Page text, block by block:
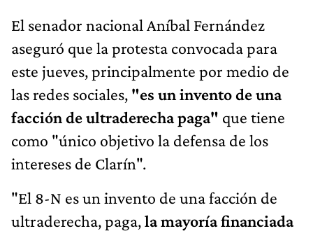
El senador nacional Aníbal Fernández
aseguró que la protesta convocada para
este jueves, principalmente por medio de
las redes sociales, "es un invento de una
facción de ultraderecha paga" que tiene
como "único objetivo la defensa de los
intereses de Clarín".
"El 8-N es un invento de una facción de
ultraderecha, paga,la mayoría financiada